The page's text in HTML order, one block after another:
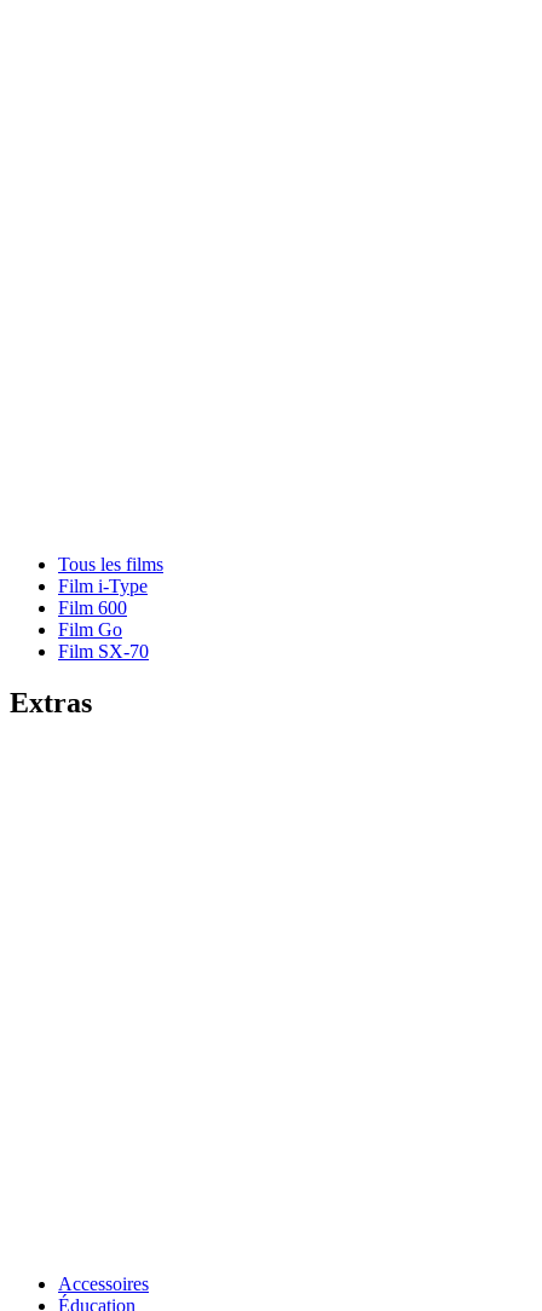
Tous les films
Film i-Type
Film 600
Film Go
Film SX-70
Extras
Accessoires
Éducation